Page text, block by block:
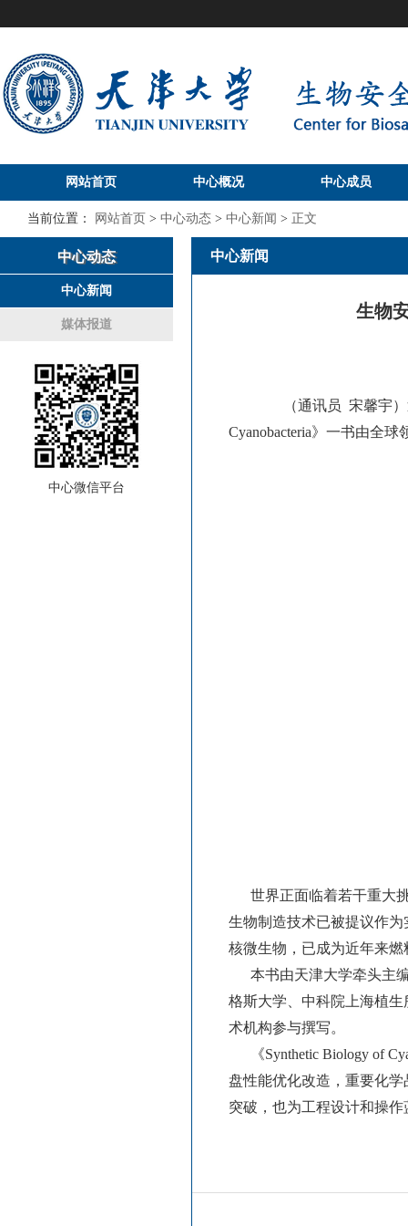
网站首页 中心概况 中心成员
当前位置： 网站首页 > 中心动态 > 中心新闻 > 正文
中心动态
中心新闻
媒体报道
中心微信平台
中心新闻
生物
（通讯员 宋馨宇
Cyanobacteria》一书由全
世界正面临着若干重大挑
生物制造技术已被提议作
核微生物，已成为近年来
本书由天津大学牵头主编
格斯大学、中科院上海植
术机构参与撰写。
《Synthetic Biology of
盘性能优化改造，重要化
突破，也为工程设计和操